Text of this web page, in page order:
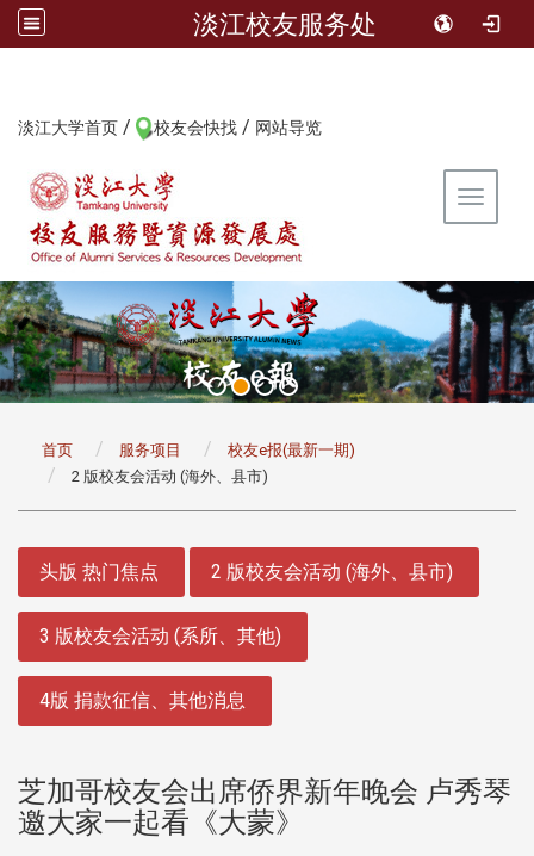
淡江校友服务处
淡江大学首页 / 校友会快找 / 网站导览
Toggle
首页 服务项目
校友e报(最新一期)
2 版校友会活动 (海外、县市)
头版 热门焦点 2 版校友会活动 (海外、县市)
3 版校友会活动 (系所、其他)
4版 捐款征信、其他消息
芝加哥校友会出席侨界新年晚会 卢秀琴
邀大家一起看《大蒙》